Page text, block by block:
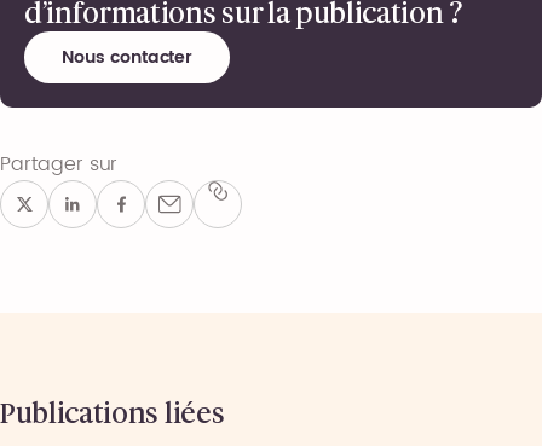
d’informations sur la publication ?
Nous contacter
Partager sur
Publications liées